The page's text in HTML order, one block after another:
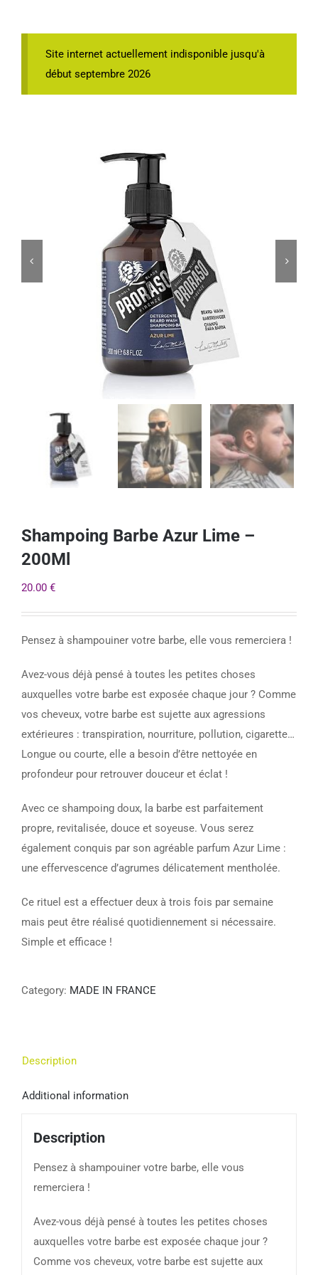
Site internet actuellement indisponible jusqu'à
début septembre 2026
 
Shampoing Barbe Azur Lime –
200Ml
20.00 €
Pensez à shampouiner votre barbe, elle vous remerciera !
Avez-vous déjà pensé à toutes les petites choses
auxquelles votre barbe est exposée chaque jour ? Comme
vos cheveux, votre barbe est sujette aux agressions
extérieures : transpiration, nourriture, pollution, cigarette…
Longue ou courte, elle a besoin d’être nettoyée en
profondeur pour retrouver douceur et éclat !
Avec ce shampoing doux, la barbe est parfaitement
propre, revitalisée, douce et soyeuse. Vous serez
également conquis par son agréable parfum Azur Lime :
une effervescence d’agrumes délicatement mentholée.
Ce rituel est a effectuer deux à trois fois par semaine
mais peut être réalisé quotidiennement si nécessaire.
Simple et efficace !
Category: MADE IN FRANCE
Description
Additional information
Description
Pensez à shampouiner votre barbe, elle vous
remerciera !
Avez-vous déjà pensé à toutes les petites choses
auxquelles votre barbe est exposée chaque jour ?
Comme vos cheveux, votre barbe est sujette aux